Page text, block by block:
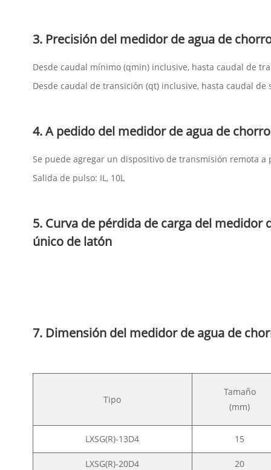
3. Precisión del medidor de agua de
Desde caudal mínimo (qmin) inclusive, hasta caudal de
Desde caudal de transición (qt) inclusive, hasta caudal de
4. A pedido del medidor de agua de
Se puede agregar un dispositivo de transmisión remota a
Salida de pulso: IL, 10L
5. Curva de pérdida de carga del medidor
único de latón
7. Dimensión del medidor de agua de
Tipo
Tamaño
(mm)
LXSG(R)-13D4 15
LXSG(R)-20D4 20